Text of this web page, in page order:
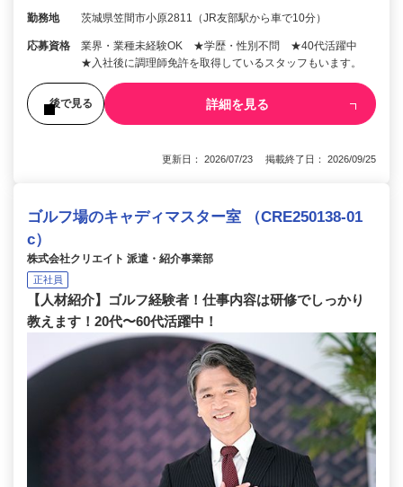
勤務地 茨城県笠間市小原2811（JR友部駅から車で10分）
応募資格
業界・業種未経験OK ★学歴・性別不問 ★40代活躍中
★入社後に調理師免許を取得しているスタッフもいます。
後で見る 詳細を見る
更新日： 2026/07/23 掲載終了日： 2026/09/25
ゴルフ場のキャディマスター室 （CRE250138-01
c）
株式会社クリエイト 派遣・紹介事業部
正社員
【人材紹介】ゴルフ経験者！仕事内容は研修でしっかり
教えます！20代〜60代活躍中！